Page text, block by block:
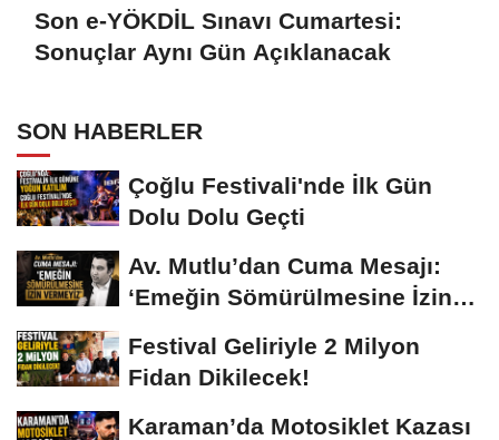
Son e-YÖKDİL Sınavı Cumartesi:
Sonuçlar Aynı Gün Açıklanacak
SON HABERLER
Çoğlu Festivali'nde İlk Gün
Dolu Dolu Geçti
Av. Mutlu’dan Cuma Mesajı:
‘Emeğin Sömürülmesine İzin
Festival Geliriyle 2 Milyon
Fidan Dikilecek!
Karaman’da Motosiklet Kazası